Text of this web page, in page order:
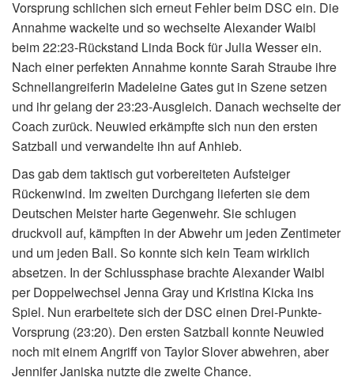
Vorsprung schlichen sich erneut Fehler beim DSC ein. Die
Annahme wackelte und so wechselte Alexander Waibl
beim 22:23-Rückstand Linda Bock für Julia Wesser ein.
Nach einer perfekten Annahme konnte Sarah Straube ihre
Schnellangreiferin Madeleine Gates gut in Szene setzen
und ihr gelang der 23:23-Ausgleich. Danach wechselte der
Coach zurück. Neuwied erkämpfte sich nun den ersten
Satzball und verwandelte ihn auf Anhieb.
Das gab dem taktisch gut vorbereiteten Aufsteiger
Rückenwind. Im zweiten Durchgang lieferten sie dem
Deutschen Meister harte Gegenwehr. Sie schlugen
druckvoll auf, kämpften in der Abwehr um jeden Zentimeter
und um jeden Ball. So konnte sich kein Team wirklich
absetzen. In der Schlussphase brachte Alexander Waibl
per Doppelwechsel Jenna Gray und Kristina Kicka ins
Spiel. Nun erarbeitete sich der DSC einen Drei-Punkte-
Vorsprung (23:20). Den ersten Satzball konnte Neuwied
noch mit einem Angriff von Taylor Slover abwehren, aber
Jennifer Janiska nutzte die zweite Chance.